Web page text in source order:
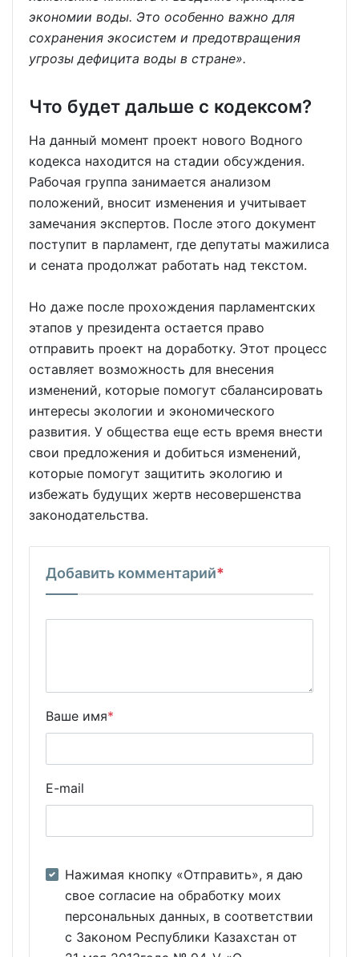
экономии воды. Это особенно важно для
сохранения экосистем и предотвращения
угрозы дефицита воды в стране».
Что будет дальше с кодексом?
На данный момент проект нового Водного
кодекса находится на стадии обсуждения.
Рабочая группа занимается анализом
положений, вносит изменения и учитывает
замечания экспертов. После этого документ
поступит в парламент, где депутаты мажилиса
и сената продолжат работать над текстом.
Но даже после прохождения парламентских
этапов у президента остается право
отправить проект на доработку. Этот процесс
оставляет возможность для внесения
изменений, которые помогут сбалансировать
интересы экологии и экономического
развития. У общества еще есть время внести
свои предложения и добиться изменений,
которые помогут защитить экологию и
избежать будущих жертв несовершенства
законодательства.
Добавить комментарий*
Ваше имя*
E-mail
Нажимая кнопку «Отправить», я даю
свое согласие на обработку моих
персональных данных, в соответствии
с Законом Республики Казахстан от